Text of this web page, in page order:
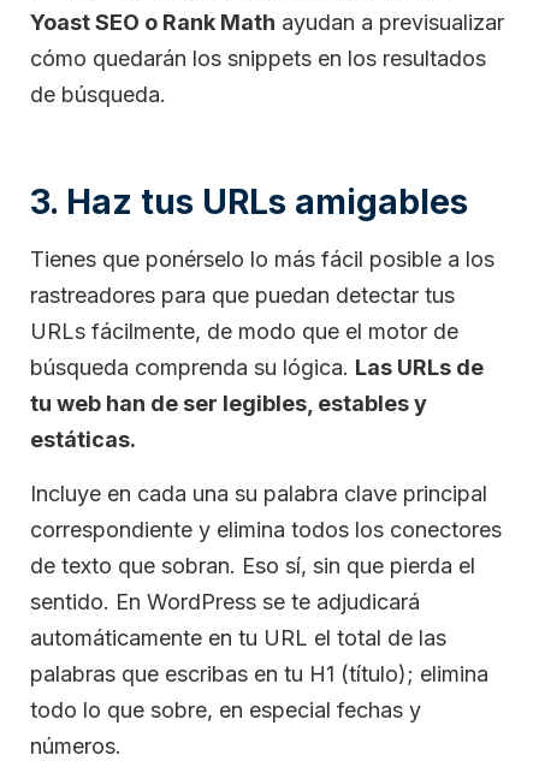
Yoast SEO o Rank Math ayudan a previsualizar
cómo quedarán los snippets en los resultados
de búsqueda.
3. Haz tus URLs amigables
Tienes que ponérselo lo más fácil posible a los
rastreadores para que puedan detectar tus
URLs fácilmente, de modo que el motor de
búsqueda comprenda su lógica. Las URLs de
tu web han de ser legibles, estables y
estáticas.
Incluye en cada una su palabra clave principal
correspondiente y elimina todos los conectores
de texto que sobran. Eso sí, sin que pierda el
sentido. En WordPress se te adjudicará
automáticamente en tu URL el total de las
palabras que escribas en tu H1 (título); elimina
todo lo que sobre, en especial fechas y
números.